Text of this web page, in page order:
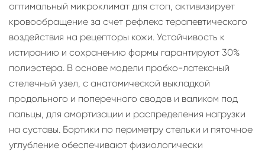
оптимальный микроклимат для стоп, активизирует
кровообращение за счет рефлекс терапевтического
воздействия на рецепторы кожи. Устойчивость к
истиранию и сохранению формы гарантируют 30%
полиэстера. В основе модели пробко-латексный
стелечный узел, с анатомической выкладкой
продольного и поперечного сводов и валиком под
пальцы, для амортизации и распределения нагрузки
на суставы. Бортики по периметру стельки и пяточное
углубление обеспечивают физиологически